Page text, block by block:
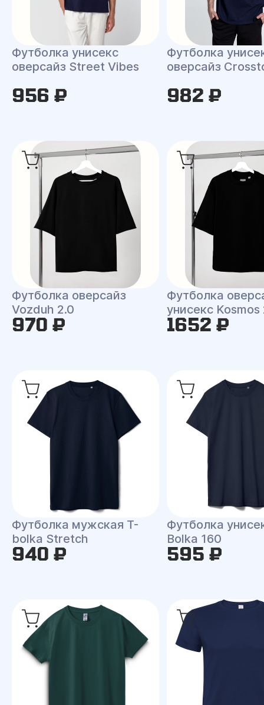
Футболка унисекс
оверсайз Street Vibes
956 ₽
Футболка
оверсайз
982 ₽
Футболка оверсайз
Vozduh 2.0
970 ₽
Футболка
унисекс Kosmos
1652 ₽
Футболка мужская T-
bolka Stretch
940 ₽
Футболка
Bolka 160
595 ₽